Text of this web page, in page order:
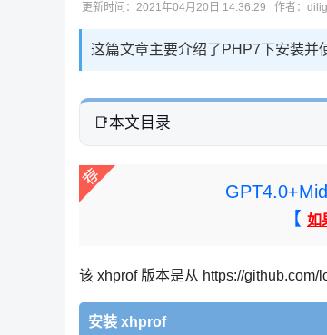
更新时间：2021年04月20日 14:36:29 作者：
这篇文章主要介绍了PHP7下安装并
本文目录
【 如
该 xhprof 版本是从 https://github.com/
安装 xhprof